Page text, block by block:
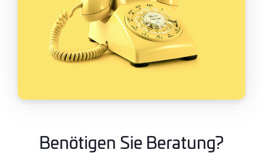
Benötigen Sie Beratung?